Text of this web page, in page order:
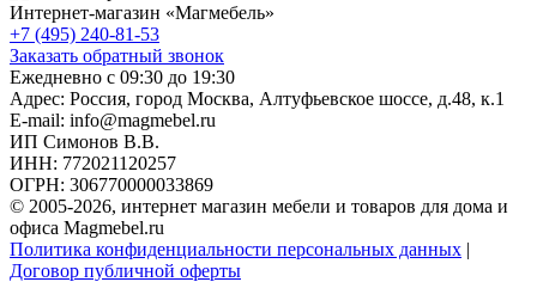
Интернет-магазин «Магмебель»
+7 (495) 240-81-53
Заказать обратный звонок
Ежедневно с 09:30 до 19:30
Адрес: Россия, город Москва, Алтуфьевское шоссе, д.48, к.1
E-mail: info@magmebel.ru
ИП Симонов В.В.
ИНН: 772021120257
ОГРН: 306770000033869
© 2005-2026, интернет магазин мебели и товаров для дома и
офиса Magmebel.ru
Политика конфиденциальности персональных данных |
Договор публичной оферты